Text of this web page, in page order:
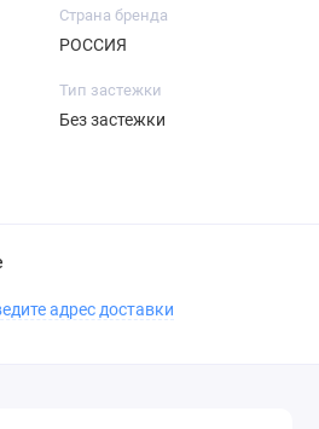
Страна бренда
РОССИЯ
Тип застежки
Без застежки
адрес доставки